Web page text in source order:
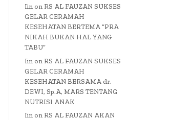
Iin on RS AL FAUZAN SUKSES
GELAR CERAMAH
KESEHATAN BERTEMA “PRA
NIKAH BUKAN HAL YANG
TABU”
Iin on RS AL FAUZAN SUKSES
GELAR CERAMAH
KESEHATAN BERSAMA dr.
DEWI, Sp.A, MARS TENTANG
NUTRISI ANAK
Iin on RS AL FAUZAN AKAN